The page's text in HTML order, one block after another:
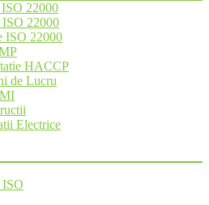
22000
22000
ISO 22000
HACCP
de Lucru
Electrice